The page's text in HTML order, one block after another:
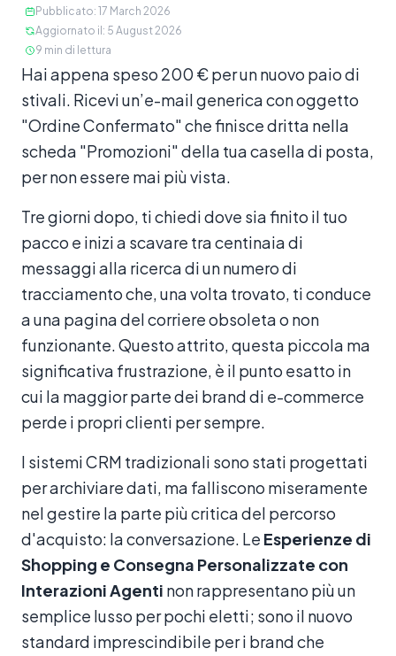
Pubblicato: 17 March 2026
Aggiornato il : 5 August 2026
9 min di lettura
Contenuto
Hai appena speso 200 € per un nuovo paio di
stivali. Ricevi un’e-mail generica con oggetto
"Ordine Confermato" che finisce dritta nella
scheda "Promozioni" della tua casella di posta,
per non essere mai più vista.
Tre giorni dopo, ti chiedi dove sia finito il tuo
pacco e inizi a scavare tra centinaia di
messaggi alla ricerca di un numero di
tracciamento che, una volta trovato, ti conduce
a una pagina del corriere obsoleta o non
funzionante. Questo attrito, questa piccola ma
significativa frustrazione, è il punto esatto in
cui la maggior parte dei brand di e-commerce
perde i propri clienti per sempre.
I sistemi CRM tradizionali sono stati progettati
per archiviare dati, ma falliscono miseramente
nel gestire la parte più critica del percorso
d'acquisto: la conversazione. Le Esperienze di
Shopping e Consegna Personalizzate con
Interazioni Agenti non rappresentano più un
semplice lusso per pochi eletti; sono il nuovo
standard imprescindibile per i brand che